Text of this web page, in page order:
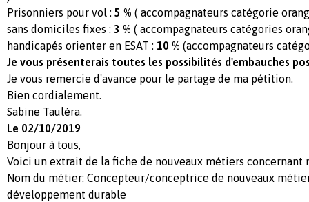
Prisonniers pour vol : 5 % ( accompagnateurs catégorie
sans domiciles fixes : 3 % ( accompagnateurs catégories
handicapés orienter en ESAT : 10 % (accompagnateurs
Je vous présenterais toutes les possibilités d'embauches
Je vous remercie d'avance pour le partage de ma pétition.
Bien cordialement.
Sabine Tauléra.
Le 02/10/2019
Bonjour à tous,
Voici un extrait de la fiche de nouveaux métiers concernant
Nom du métier: Concepteur/conceptrice de nouveaux
développement durable